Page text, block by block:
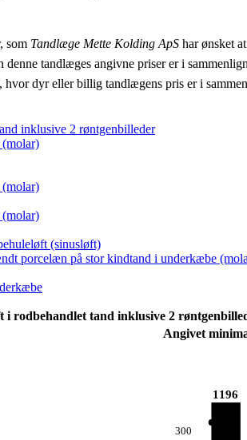
som Tandlæge Mette Kolding ApS har ønsket
tandlæges angivne priser er i
dyr eller billig tandlægens pris er i
inklusive 2 røntgenbilleder
(sinusløft)
porcelæn på stor kindtand i underkæbe
rodbehandlet tand inklusive 2
Angivet
300
1196